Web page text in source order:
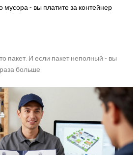
мусора - вы платите за контейнер
пакет. И если пакет неполный - вы
больше.